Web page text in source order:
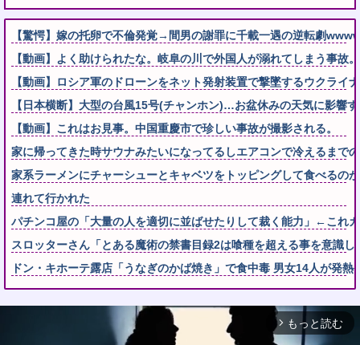
【驚愕】嫁の托卵で不倫発覚→間男の謝罪に千載一遇の逆転劇
【動画】よく助けられたな。岐阜の川で外国人が溺れてしまう事故。
【動画】ロシア軍のドローンをネット発射装置で撃墜するウクライ
【日本横断】大型の台風15号(チャンホン)…お盆休みの天気に影響
【動画】これはお見事。中国重慶市で珍しい事故が撮影される。
家に帰ってきた時サウナみたいになってるしエアコンで冷えるまで
家系ラーメンにチャーシューとキャベツをトッピングして食べるの
連れて行かれた
パチンコ屋の「大量の人を適切に並ばせたりして裁く能力」←これ
スロッターさん「とある魔術の禁書目録2は喰種を超える事を意識
ドン・キホーテ露店「うなぎのかば焼き」で食中毒 男女14人が発
arrow_forward_ios もっと読む